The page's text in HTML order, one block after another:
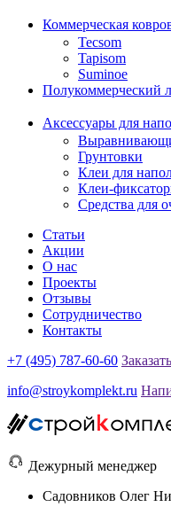
Коммерческая
Tecsom
Tapisom
Suminoe
Полукоммерческий
Аксессуары для
Грунтовки
Клеи для
Клеи-
Средства для
Статьи
Акции
О нас
Проекты
Отзывы
Сотрудничество
Контакты
+7 (495) 787-60-60
info@stroykomplekt.ru
Дежурный менеджер
Cадовников Олег